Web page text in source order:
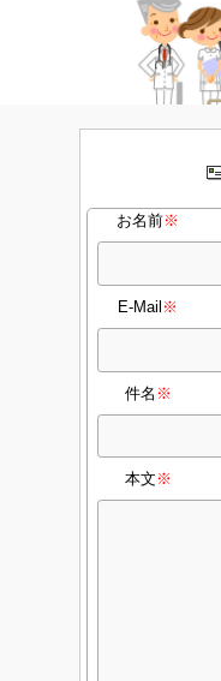
お名前※
E-Mail ※
件名 ※
本文 ※